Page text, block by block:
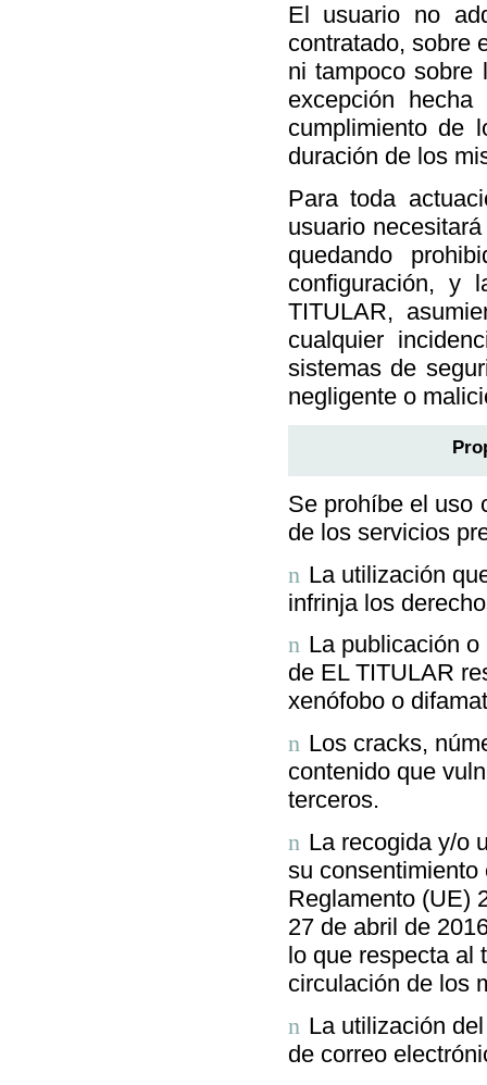
El usuario no
contratado, sobre
ni tampoco sobre
excepción
cumplimiento de
duración de los
Para toda
usuario
quedando
configuración, y
TITULAR,
cualquier
sistemas de
negligente o
Se prohíbe el uso
de los servicios
n La utilización
infrinja los
n La publicación
de EL TITULAR
xenófobo o
n Los cracks,
contenido que
terceros.
n La recogida y/o
su consentimiento
Reglamento (UE)
27 de abril de
lo que respecta al
circulación de los
n La utilización
de correo